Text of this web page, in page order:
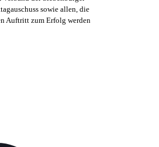
sowie allen, die
Auftritt zum Erfolg werden